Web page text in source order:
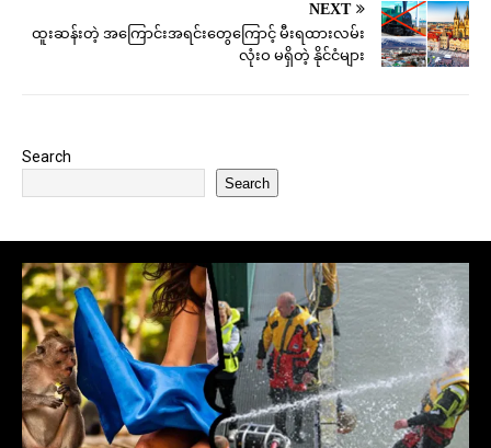
NEXT
ထူးဆန်းတဲ့ အကြောင်းအရင်းတွေကြောင့် မီးရထားလမ်း
လုံးဝ မရှိတဲ့ နိုင်ငံများ
Search
Search